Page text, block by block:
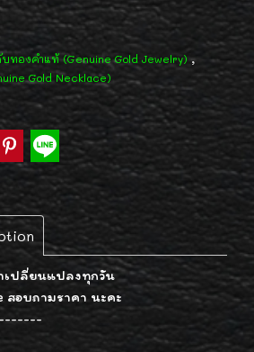
ทองคำแท้ (Genuine Gold Jewelry),
Gold Necklace)
เปลี่ยนแปลงทุกวัน
สอบถามราคา นะคะ